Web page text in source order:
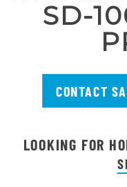
SD-
CONTACT
LOOKING FOR